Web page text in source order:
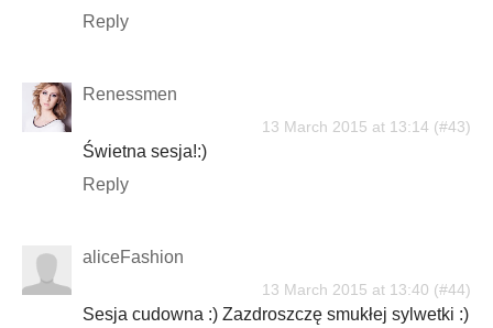
Reply
Renessmen
13 March 2015 at 13:14
Świetna sesja!:)
Reply
aliceFashion
13 March 2015 at 13:40
Sesja cudowna :) Zazdroszczę smukłej sylwetki :)